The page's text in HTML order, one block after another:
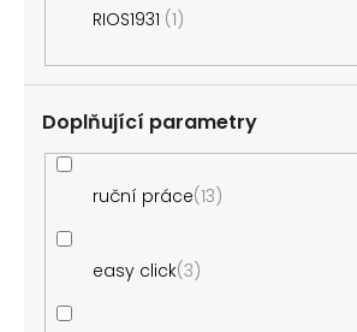
RIOS1931 1
Doplňující parametry
ruční práce 13
easy click 3